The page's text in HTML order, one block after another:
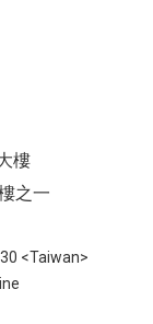
樓
之一
<Taiwan>